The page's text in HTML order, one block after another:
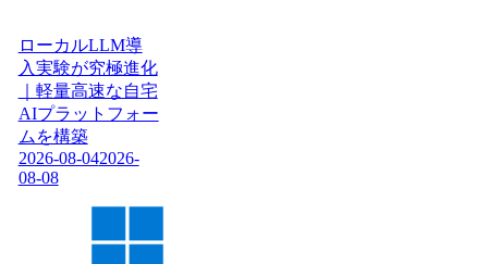
ローカルLLM導
入実験が究極進化
｜軽量高速な自宅
AIプラットフォー
ムを構築
2026-08-042026-
08-08